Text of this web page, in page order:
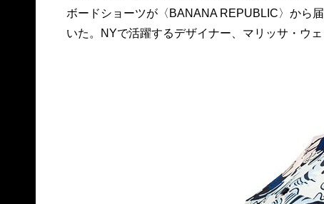
ボードショーツが〈BANANA REPUBLIC〉から届
いた。NYで活躍するデザイナー、マリッサ・ウェ